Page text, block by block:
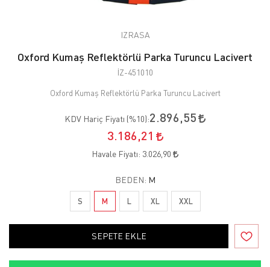
IZRASA
Oxford Kumaş Reflektörlü Parka Turuncu Lacivert
İZ-451010
Oxford Kumaş Reflektörlü Parka Turuncu Lacivert
KDV Hariç Fiyatı (%10):2.896,55
3.186,21
Havale Fiyatı: 3.026,90
BEDEN: M
S M L XL XXL
SEPETE EKLE